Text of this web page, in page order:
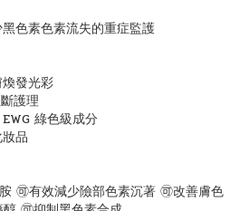
色素色素流失的重症監護
發光彩
護理
綠色級成分
品
🉑有效減少險部色素沉著 🉑改善膚色